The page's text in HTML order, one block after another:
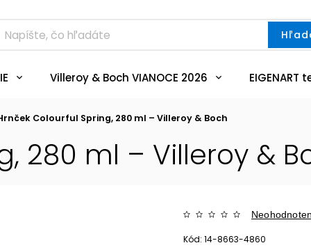
Villeroy & Boch VIANOCE 2026 EIGENART
Colourful Spring, 280 ml – Villeroy & Boch
280 ml – Villeroy &
Kód: 14-8663-4860